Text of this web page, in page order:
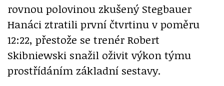
rovnou polovinou zkušený Stegbauer
Hanáci ztratili první čtvrtinu v poměru
12:22, přestože se trenér Robert
Skibniewski snažil oživit výkon týmu
prostřídáním základní sestavy.